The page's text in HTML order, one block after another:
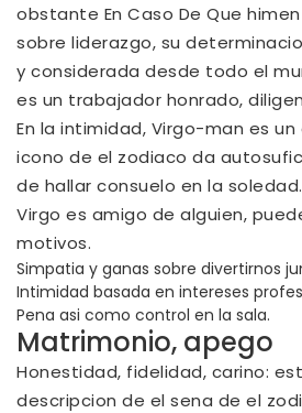
obstante En Caso De Que
sobre liderazgo, su
y considerada desde todo el
es un trabajador honrado,
En la intimidad, Virgo-man es
icono de el zodiaco da
de hallar consuelo en la
Virgo es amigo de alguien,
motivos.
Simpatia y ganas sobre divertirnos
Intimidad basada en intereses
Pena asi­ como control en la sala.
Matrimonio, apego
Honestidad, fidelidad, carino:
descripcion de el sena de el